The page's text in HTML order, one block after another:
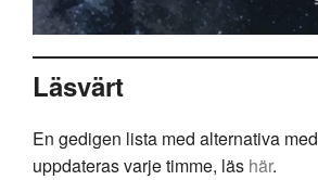
Läsvärt
En gedigen lista med alternativa
uppdateras varje timme, läs här.